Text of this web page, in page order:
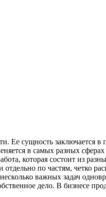
Ее сущность заключается
в самых разных
которая состоит из
по частям, четко
важных задач
дело. В бизнесе